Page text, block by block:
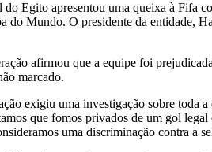
do Egito apresentou uma queixa à Fifa
do Mundo. O presidente da entidade,
afirmou que a equipe foi
marcado.
exigiu uma investigação sobre toda
que fomos privados de um gol
uma discriminação contra a